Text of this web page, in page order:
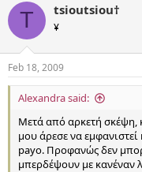
T tsioutsiou†
¥
Feb 18, 2009
Alexandra said:
Μετά από αρκετή σκέψη,
μου άρεσε να
payo. Προφανώς δεν
μπερδέψουν με κανέναν